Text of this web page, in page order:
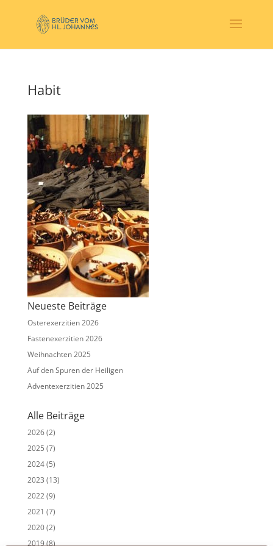
Habit
Neueste Beiträge
Osterexerzitien 2026
Fastenexerzitien 2026
Weihnachten 2025
Auf den Spuren der Heiligen
Adventexerzitien 2025
Alle Beiträge
2026(2)
2025 (7)
2024(5)
2023 (13)
2022(9)
2021 (7)
2020(2)
2019(8)